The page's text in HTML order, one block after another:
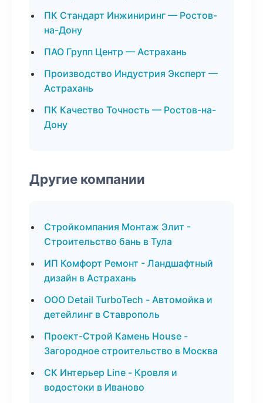
ПК Стандарт Инжиниринг — Ростов-
на-Дону
ПАО Групп Центр — Астрахань
Производство Индустрия Эксперт —
Астрахань
ПК Качество Точность — Ростов-на-
Дону
Другие компании
Стройкомпания Монтаж Элит -
Строительство бань в Тула
ИП Комфорт Ремонт - Ландшафтный
дизайн в Астрахань
ООО Detail TurboTech - Автомойка и
детейлинг в Ставрополь
Проект-Строй Камень House -
Загородное строительство в Москва
СК Интерьер Line - Кровля и
водостоки в Иваново